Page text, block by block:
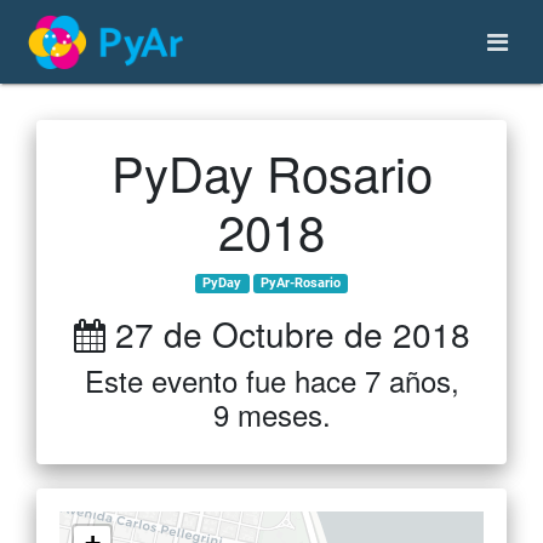
PyDay Rosario
2018
PyDay PyAr-Rosario
27 de Octubre de 2018
Este evento fue hace 7 años,
9 meses.